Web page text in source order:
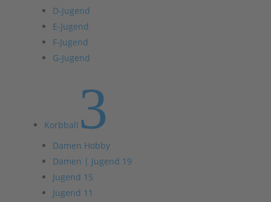
D-Jugend
E-Jugend
F-Jugend
G-Jugend
Korbball 3
Damen Hobby
Damen | Jugend 19
Jugend 15
Jugend 11